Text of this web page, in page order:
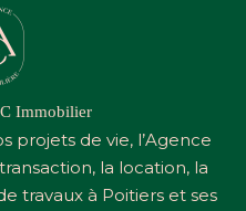
Immobilier
projets de vie, l’Agence
la location, la
travaux à Poitiers et ses